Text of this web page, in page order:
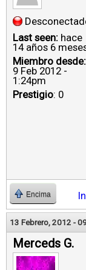
Last seen: hace
14 años 6
Miembro desde:
9 Feb 2012 -
1:24pm
Prestigio: 0
Encima
13 Febrero, 2012 -
Merceds G.